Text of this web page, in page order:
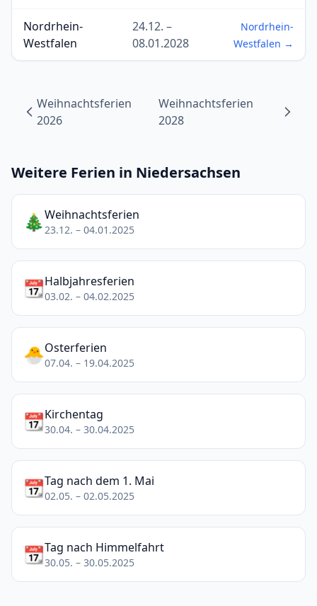
Nordrhein-
Westfalen
24.12. –
08.01.2028
Nordrhein-
Westfalen →
Weihnachtsferien
2026
Weihnachtsferien
2028
Weitere Ferien in Niedersachsen
🎄Weihnachtsferien
23.12. – 04.01.2025
📆Halbjahresferien
03.02. – 04.02.2025
🐣Osterferien
07.04. – 19.04.2025
📆Kirchentag
30.04. – 30.04.2025
📆Tag nach dem 1. Mai
02.05. – 02.05.2025
📆Tag nach Himmelfahrt
30.05. – 30.05.2025